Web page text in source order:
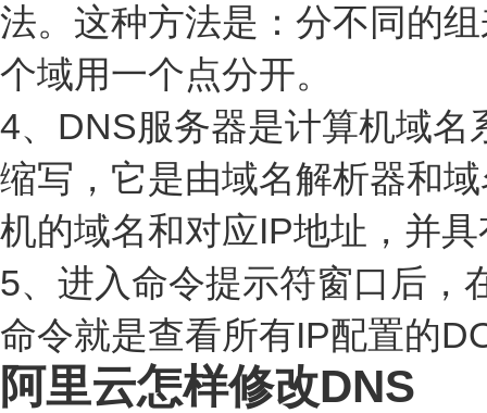
法。这种方法是：分不同的
个域用一个点分开。
4、DNS服务器是计算机域
缩写，它是由域名解析器和
机的域名和对应IP地址，并
5、进入命令提示符窗口后，
命令就是查看所有IP配置的
阿里云怎样修改DNS